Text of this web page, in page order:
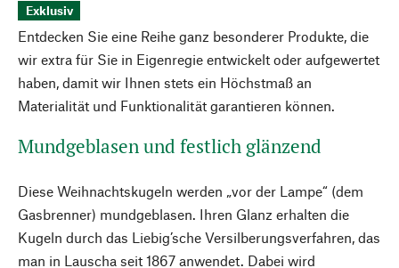
Exklusiv
Entdecken Sie eine Reihe ganz besonderer Produkte, die
wir extra für Sie in Eigenregie entwickelt oder aufgewertet
haben, damit wir Ihnen stets ein Höchstmaß an
Materialität und Funktionalität garantieren können.
Mundgeblasen und festlich glänzend
Diese Weihnachtskugeln werden „vor der Lampe“ (dem
Gasbrenner) mundgeblasen. Ihren Glanz erhalten die
Kugeln durch das Liebig’sche Versilberungsverfahren, das
man in Lauscha seit 1867 anwendet. Dabei wird